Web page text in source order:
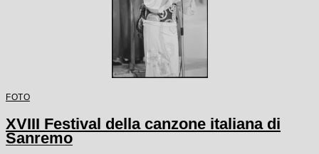
FOTO
XVIII Festival della canzone italiana di
Sanremo